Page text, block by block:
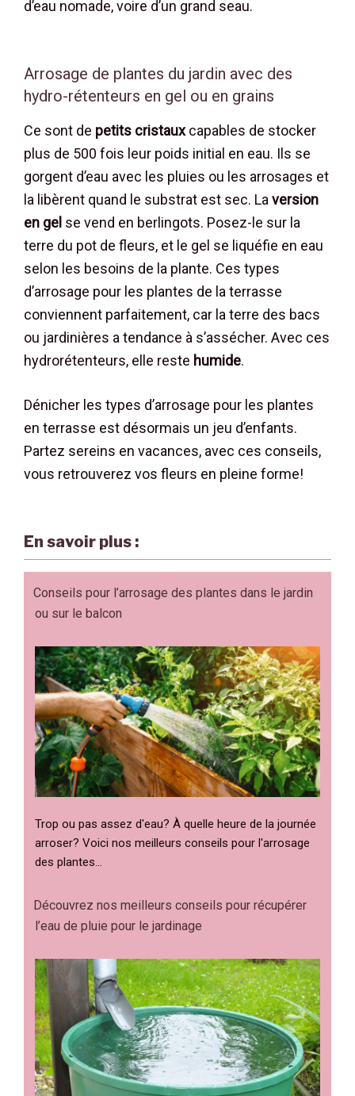
d’eau nomade, voire d’un grand seau.
Arrosage de plantes du jardin avec des
hydro-rétenteurs en gel ou en grains
Ce sont de petits cristauxcapables de stocker
plus de 500 fois leur poids initial en eau. Ils se
gorgent d’eau avec les pluies ou les arrosages et
la libèrent quand le substrat est sec. La version
en gel se vend en berlingots. Posez-le sur la
terre du pot de fleurs, et le gel se liquéfie en eau
selon les besoins de la plante. Ces types
d’arrosage pour les plantes de la terrasse
conviennent parfaitement, car la terre des bacs
ou jardinières a tendance à s’assécher. Avec ces
hydrorétenteurs, elle reste humide.
Dénicher les types d’arrosage pour les plantes
en terrasse est désormais un jeu d’enfants.
Partez sereins en vacances, avec ces conseils,
vous retrouverez vos fleurs en pleine forme!
En savoir plus :
Conseils pour l’arrosage des plantes dans le jardin
ou sur le balcon
Trop ou pas assez d'eau? À quelle heure de la journée
arroser? Voici nos meilleurs conseils pour l'arrosage
des plantes…
Découvrez nos meilleurs conseils pour récupérer
l’eau de pluie pour le jardinage